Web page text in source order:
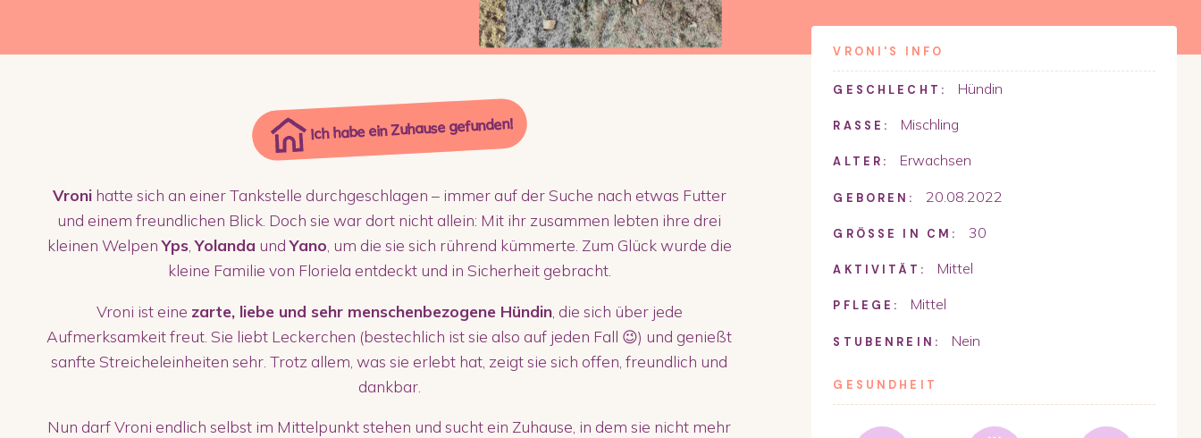
Ich habe ein Zuhause gefunden!
Vronihatte sich an einer Tankstelle durchgeschlagen – immer auf der Suche nach etwas Futter
und einem freundlichen Blick. Doch sie war dort nicht allein: Mit ihr zusammen lebten ihre drei
kleinen WelpenYps,Yolanda undYano, um die sie sich rührend kümmerte. Zum Glück wurde die
kleine Familie von Floriela entdeckt und in Sicherheit gebracht.
Vroni ist eine zarte, liebe und sehr menschenbezogene Hündin, die sich über jede
Aufmerksamkeit freut. Sie liebt Leckerchen (bestechlich ist sie also auf jeden Fall 😉) und genießt
sanfte Streicheleinheiten sehr. Trotz allem, was sie erlebt hat, zeigt sie sich offen, freundlich und
dankbar.
Nun darf Vroni endlich selbst im Mittelpunkt stehen und sucht ein Zuhause, in dem sie nicht mehr
VRONI 'S INFO
GESCHLECHT: Hündin
RASSE: Mischling
ALTER: Erwachsen
GEBOREN: 20.08.2022
GRÖSSE IN CM: 30
AKTIVITÄT: Mittel
PFLEGE: Mittel
STUBENREIN: Nein
GESUNDHEIT